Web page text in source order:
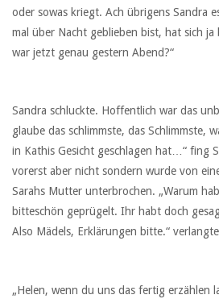
oder sowas kriegt. Ach übrigens Sandra
mal über Nacht geblieben bist, hat sich ja
war jetzt genau gestern Abend?“
Sandra schluckte. Hoffentlich war das
glaube das schlimmste, das Schlimmste,
in Kathis Gesicht geschlagen hat…“ fing
vorerst aber nicht sondern wurde von
Sarahs Mutter unterbrochen. „Warum
bitteschön geprügelt. Ihr habt doch
Also Mädels, Erklärungen bitte.“
„Helen, wenn du uns das fertig erzählen